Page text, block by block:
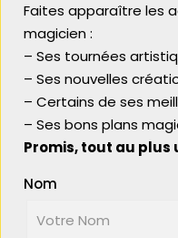
Magicien soirée tarif
Magicien pour
Magicien close up
Magicien close-up
meilleure
Faites apparaître les
magicien :
– Ses tournées
– Ses nouvelles
– Certains de ses
– Ses bons plans
Promis, tout au plus
Nom